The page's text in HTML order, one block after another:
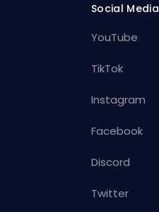
Social Media
YouTube
TikTok
Instagram
Facebook
Discord
Twitter